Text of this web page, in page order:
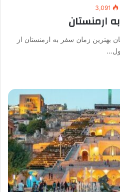
3,091
ارمنستان
بهترین زمان سفر به ارمنستان از